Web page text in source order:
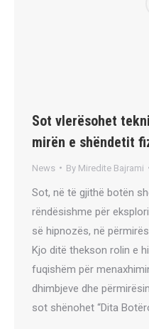
Sot vlerësohet
mirën e shëndetit
News By Miredite Bajrami
Sot, në të gjithë botën
rëndësishme për
së hipnozës, në
Kjo ditë thekson rolin e
fuqishëm për
dhimbjeve dhe
sot shënohet “Dita